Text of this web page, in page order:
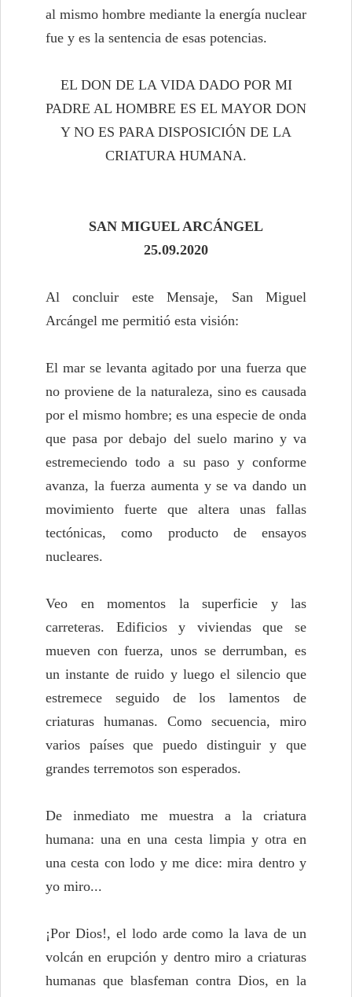
al mismo hombre mediante la energía nuclear
fue y es la sentencia de esas potencias.
EL DON DE LA VIDA DADO POR MI
PADRE AL HOMBRE ES EL MAYOR DON
Y NO ES PARA DISPOSICIÓN DE LA
CRIATURA HUMANA.
SAN MIGUEL ARCÁNGEL
25.09.2020
Al concluir este Mensaje, San Miguel
Arcángel me permitió esta visión:
El mar se levanta agitado por una fuerza que
no proviene de la naturaleza, sino es causada
por el mismo hombre; es una especie de onda
que pasa por debajo del suelo marino y va
estremeciendo todo a su paso y conforme
avanza, la fuerza aumenta y se va dando un
movimiento fuerte que altera unas fallas
tectónicas, como producto de ensayos
nucleares.
Veo en momentos la superficie y las
carreteras. Edificios y viviendas que se
mueven con fuerza, unos se derrumban, es
un instante de ruido y luego el silencio que
estremece seguido de los lamentos de
criaturas humanas. Como secuencia, miro
varios países que puedo distinguir y que
grandes terremotos son esperados.
De inmediato me muestra a la criatura
humana: una en una cesta limpia y otra en
una cesta con lodo y me dice: mira dentro y
yo miro...
¡Por Dios!, el lodo arde como la lava de un
volcán en erupción y dentro miro a criaturas
humanas que blasfeman contra Dios, en la